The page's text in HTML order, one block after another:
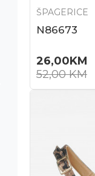
ŠPAGERICE
N86673
26,00KM
52,00KM